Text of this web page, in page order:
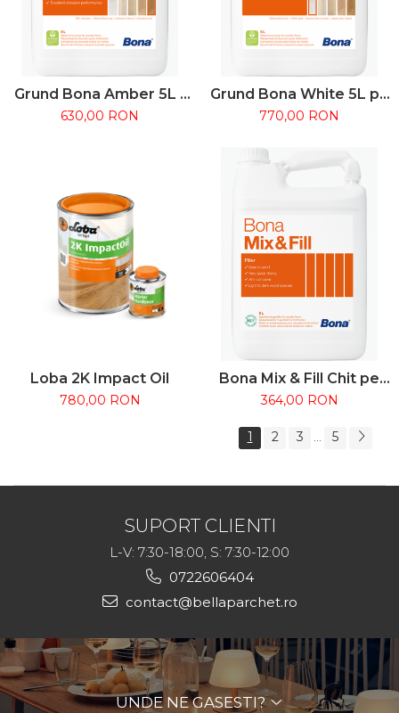
Grund Bona Amber 5L -
pe baza de apa, nuanta
chihlimbar
630,00 RON
Grund Bona White 5L pe
bază de apă pentru
parchet alb/scandinav
770,00 RON
Loba 2K Impact Oil
780,00 RON
Bona Mix & Fill Chit pe
bază de apă pentru
rosturi parchet 5L
364,00 RON
1 2 3 5
SUPORT CLIENTI
L-V: 7:30-18:00, S: 7:30-12:00
0722606404
contact@bellaparchet.ro
UNDE NE GASESTI?